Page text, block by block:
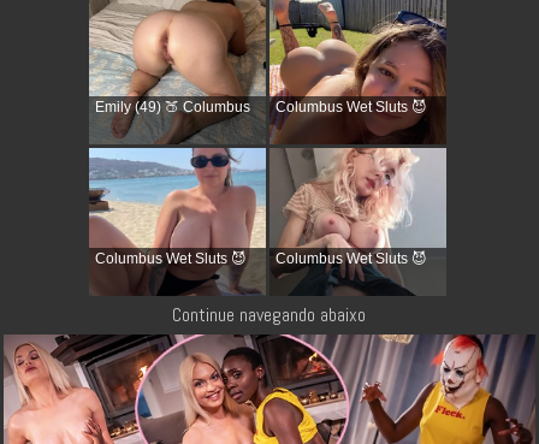
Emily (49) 🍑 Columbus Columbus Wet Sluts 😈
Columbus Wet Sluts 😈 Columbus Wet Sluts 😈
Continue navegando abaixo